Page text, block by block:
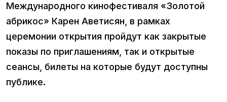
Международного кинофестиваля «Золотой
абрикос» Карен Аветисян, в рамках
церемонии открытия пройдут как закрытые
показы по приглашениям, так и открытые
сеансы, билеты на которые будут доступны
публике.